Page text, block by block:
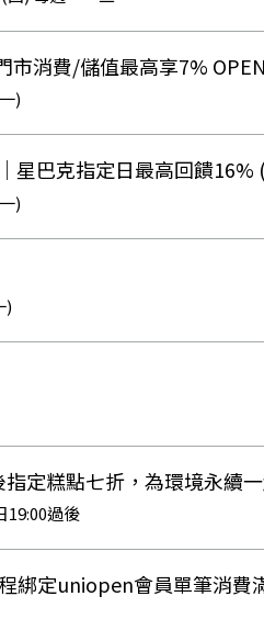
消費/儲值最高享7%
)
星巴克指定日最高回饋
)
)
定糕點七折，為環境永續
19:00過後
綁定uniopen會員單筆消費